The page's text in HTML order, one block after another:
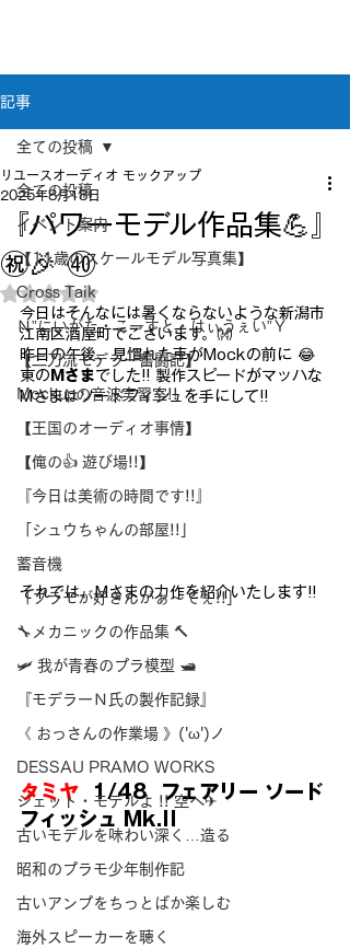
記事
全ての投稿
イベント案内
【11歳のスケールモデル写真集】
Cross Taik
Ｎ”にいがた・こーすと・はぃうぇい”Ｙ
【二刀流モデラー奮闘記】
Mockupの音波実習室!!
【王国のオーディオ事情】
【俺の👍 遊び場!!】
『今日は美術の時間です!!』
「シュウちゃんの部屋!!」
蓄音機
「プラモが好きんがぁ～てぇ!!」
🔧メカニックの作品集 🔨
🛩 我が青春のプラ模型 🛥
『モデラーＮ氏の製作記録』
《 おっさんの作業場 》('ω')ノ
DESSAU PRAMO WORKS
ジェット・モデルよ !! 空へ✈
古いモデルを味わい深く…造る
昭和のプラモ少年制作記
古いアンプをちっとばか楽しむ
海外スピーカーを聴く
全ての投稿
『パワーモデル作品集💪』
㊗🎉 ㊵
リユースオーディオ モックアップ
2025年8月18日
5つ星のうちNaNと評価されています。
今日はそんなには暑くならないような新潟市
江南区酒屋町でございます。👐
昨日の午後、見慣れた車がMockの前に 😂
東の Mさまでした!! 製作スピードがマッハな
Mさまはソードフィシュを手にして!!
それでは、Mさまの力作を紹介いたします!!
タミヤ 1/48  フェアリー ソード
フィッシュ Mk.II